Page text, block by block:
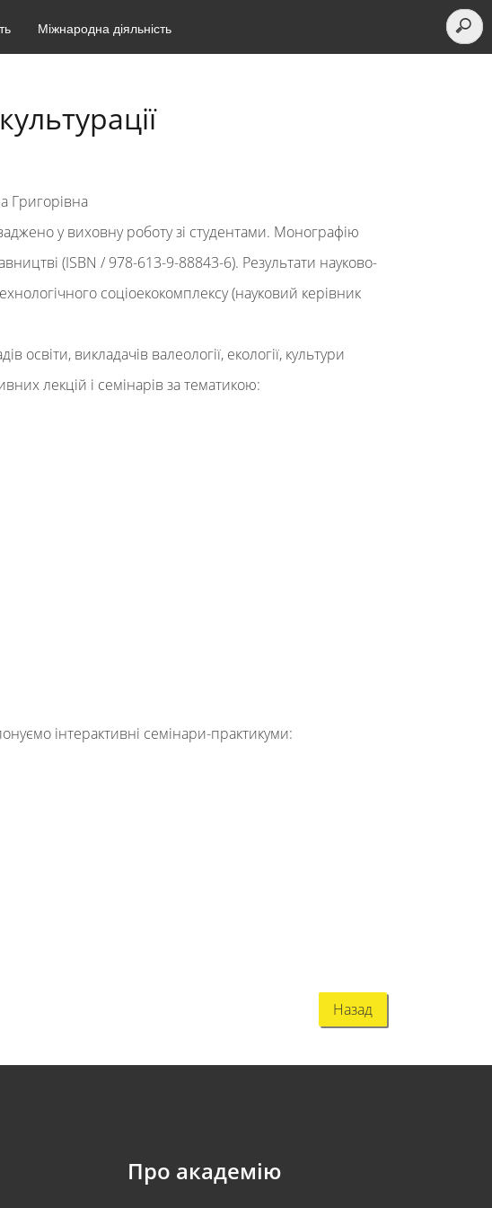
Міжнародна діяльність
Григорівна
у виховну роботу зі студентами. Монографію
(ISBN / 978-613-9-88843-6). Результати науково-
соціоекокомплексу (науковий керівник
викладачів валеології, екології, культури
лекцій і семінарів за тематикою:
інтерактивні семінари-практикуми:
Назад
Про академію